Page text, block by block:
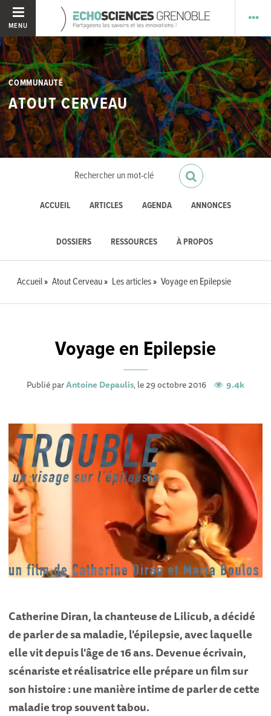
MENU
COMMUNAUTÉ
ATOUT CERVEAU
ACCUEIL ARTICLES AGENDA ANNONCES
DOSSIERS RESSOURCES À PROPOS
Accueil Atout Cerveau Les articles Voyage en Epilepsie
Voyage en Epilepsie
Publié parAntoine Depaulis, le 29 octobre 2016 9.4k
Catherine Diran, la chanteuse de Lilicub, a décidé
de parler de sa maladie, l'épilepsie, avec laquelle
elle vit depuis l'âge de 16 ans. Devenue écrivain,
scénariste et réalisatrice elle prépare un film sur
son histoire : une manière intime de parler de cette
maladie trop souvent tabou.